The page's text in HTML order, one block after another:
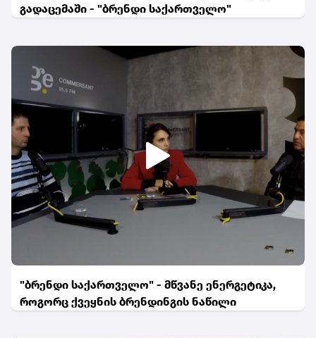
გადაცემაში - "ბრენდი საქართველო"
"ბრენდი საქართველო" - მწვანე ენერგეტიკა,
როგორც ქვეყნის ბრენდინგის ნაწილი